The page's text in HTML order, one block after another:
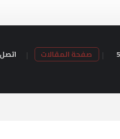
صفحة المقالات